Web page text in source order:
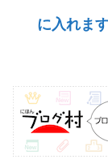
に入れま